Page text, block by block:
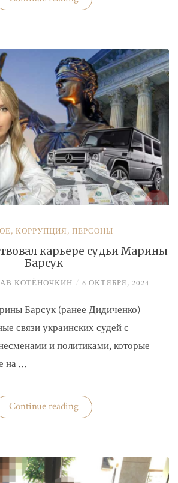
четвертую
покупает»
, КОРРУПЦИЯ, ПЕРСОНЫ
карьере судьи Марины
Барсук
КОТЁНОЧКИН / 6 ОКТЯБРЯ, 2024
Барсук (ранее Дидиченко)
связи украинских судей с
и политиками, которые
на …
Continue reading«Кто
поспособствовал
Барсук»